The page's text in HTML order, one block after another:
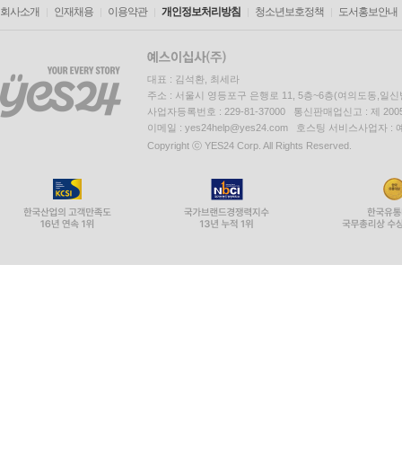
회사소개 인재채용 이용약관 개인정보처리방침 청소년보호정책 도서홍보안내
대표 : 김석환, 최세라
주소 : 서울시 영등포구 은행로 11, 5층~6층(여의도동,일신
사업자등록번호 : 229-81-37000 통신판매업신고 : 제
이메일 : yes24help@yes24.com 호스팅 서비스사업자 :
Copyright ⓒ YES24 Corp. All Rights Reserved.